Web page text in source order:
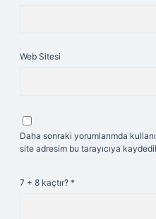
Web Sitesi
Daha sonraki yorumlarımda
site adresim bu tarayıcıya
7 + 8 kaçtır? *